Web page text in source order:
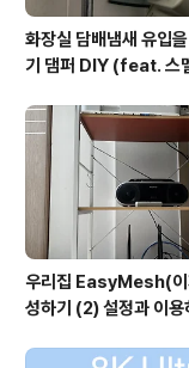
화장실 담배냄새 유입
기 댐퍼 DIY (feat. 스
우리집 EasyMesh(이
성하기 (2) 설정과 이용